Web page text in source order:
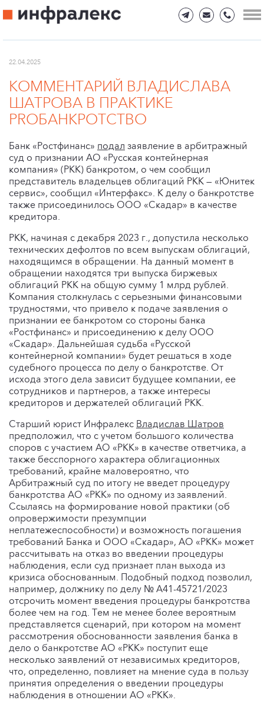
22.04.2025
КОММЕНТАРИЙ ВЛАДИСЛАВА
ШАТРОВА В ПРАКТИКЕ
PROБАНКРОТСТВО
Банк «Ростфинанс» подал заявление в арбитражный
суд о признании АО «Русская контейнерная
компания» (РКК) банкротом, о чем сообщил
представитель владельцев облигаций РКК — «Юнитек
сервис», сообщил «Интерфакс». К делу о банкротстве
также присоединилось ООО «Скадар» в качестве
кредитора.
РКК, начиная с декабря 2023 г., допустила несколько
технических дефолтов по всем выпускам облигаций,
находящимся в обращении. На данный момент в
обращении находятся три выпуска биржевых
облигаций РКК на общую сумму 1 млрд рублей.
Компания столкнулась с серьезными финансовыми
трудностями, что привело к подаче заявления о
признании ее банкротом со стороны банка
«Ростфинанс» и присоединению к делу ООО
«Скадар». Дальнейшая судьба «Русской
контейнерной компании» будет решаться в ходе
судебного процесса по делу о банкротстве. От
исхода этого дела зависит будущее компании, ее
сотрудников и партнеров, а также интересы
кредиторов и держателей облигаций РКК.
Старший юрист Инфралекс Владислав Шатров
предположил, что с учетом большого количества
споров с участием АО «РКК» в качестве ответчика, а
также бесспорного характера облигационных
требований, крайне маловероятно, что
Арбитражный суд по итогу не введет процедуру
банкротства АО «РКК» по одному из заявлений.
Ссылаясь на формирование новой практики (об
опровержимости презумпции
неплатежеспособности) и возможность погашения
требований Банка и ООО «Скадар», АО «РКК» может
рассчитывать на отказ во введении процедуры
наблюдения, если суд признает план выхода из
кризиса обоснованным. Подобный подход позволил,
например, должнику по делу № А41-45721/2023
отсрочить момент введения процедуры банкротства
более чем на год. Тем не менее более вероятным
представляется сценарий, при котором на момент
рассмотрения обоснованности заявления банка в
дело о банкротстве АО «РКК» поступит еще
несколько заявлений от независимых кредиторов,
что, определенно, повлияет на мнение суда в пользу
принятия определения о введении процедуры
наблюдения в отношении АО «РКК».